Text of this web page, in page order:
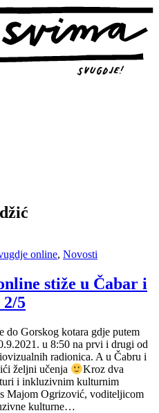
online, Novosti
stiže u Čabar i
5
do Gorskog kotara gdje putem
u 8:50 na prvi i drugi od
radionica. A u Čabru i
željni učenja
Kroz dva
i inkluzivnim kulturnim
Majom Ogrizović, voditeljicom
kulturne…